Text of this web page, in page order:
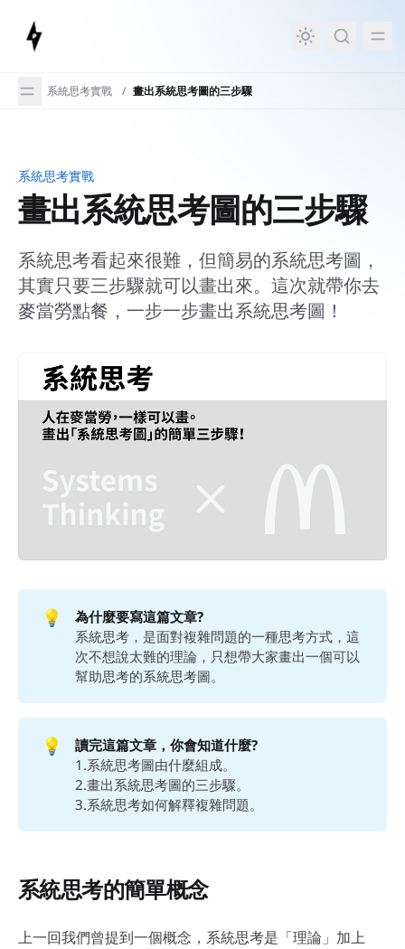
content
系統思考實戰 / 畫出系統思考圖的三步驟
畫出系統思考圖的三步驟
系統思考實戰
畫出系統思考圖的三步驟
系統思考看起來很難，但簡易的系統思考圖，
其實只要三步驟就可以畫出來。這次就帶你去
麥當勞點餐，一步一步畫出系統思考圖！
💡
為什麼要寫這篇文章?
系統思考，是面對複雜問題的一種思考方式，這
次不想說太難的理論，只想帶大家畫出一個可以
幫助思考的系統思考圖。
💡
讀完這篇文章，你會知道什麼?
1.系統思考圖由什麼組成。
2.畫出系統思考圖的三步驟。
3.系統思考如何解釋複雜問題。
系統思考的簡單概念
上一回我們曾提到一個概念，系統思考是「理論」加上